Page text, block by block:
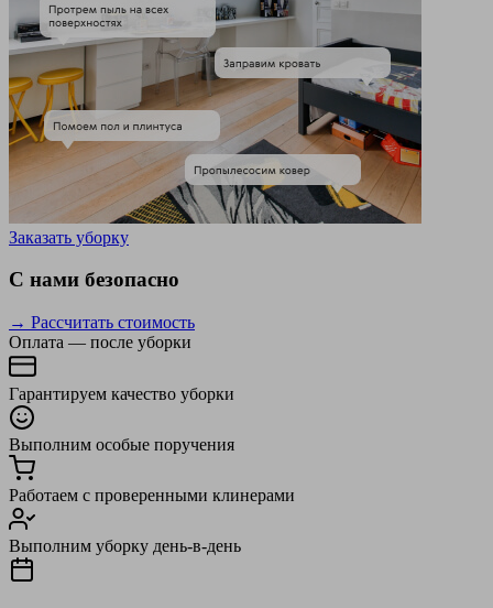
Заказать уборку
С нами безопасно
→ Рассчитать стоимость
Оплата — после уборки
Гарантируем качество уборки
Выполним особые поручения
Работаем с проверенными клинерами
Выполним уборку день-в-день